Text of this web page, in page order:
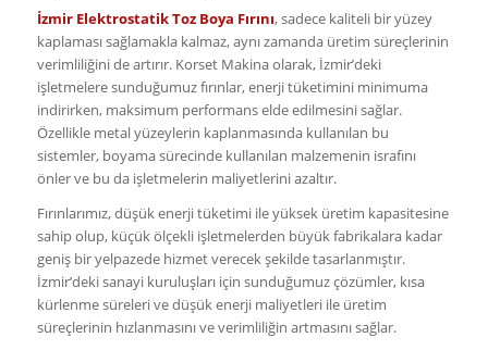
İzmir Elektrostatik Toz Boya Fırını, sadece kaliteli bir yüzey
kaplaması sağlamakla kalmaz, aynı zamanda üretim süreçlerinin
verimliliğini de artırır. Korset Makina olarak, İzmir’deki
işletmelere sunduğumuz fırınlar, enerji tüketimini minimuma
indirirken, maksimum performans elde edilmesini sağlar.
Özellikle metal yüzeylerin kaplanmasında kullanılan bu
sistemler, boyama sürecinde kullanılan malzemenin israfını
önler ve bu da işletmelerin maliyetlerini azaltır.
Fırınlarımız, düşük enerji tüketimi ile yüksek üretim kapasitesine
sahip olup, küçük ölçekli işletmelerden büyük fabrikalara kadar
geniş bir yelpazede hizmet verecek şekilde tasarlanmıştır.
İzmir’deki sanayi kuruluşları için sunduğumuz çözümler, kısa
kürlenme süreleri ve düşük enerji maliyetleri ile üretim
süreçlerinin hızlanmasını ve verimliliğin artmasını sağlar.